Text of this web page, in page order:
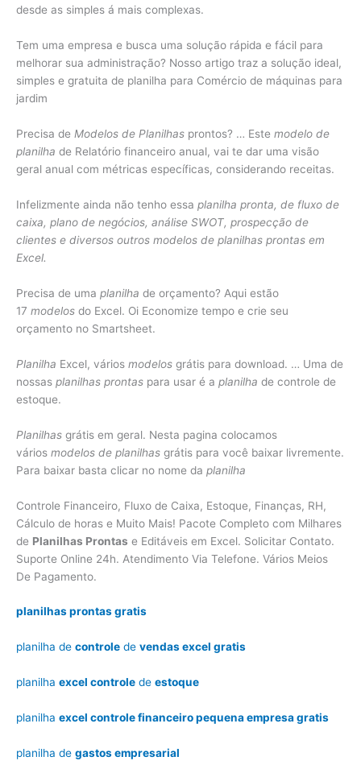
desde as simples á mais complexas.
Tem uma empresa e busca uma solução rápida e fácil para
melhorar sua administração? Nosso artigo traz a solução ideal,
simples e gratuita de planilha para Comércio de máquinas para
jardim
Precisa de Modelos de Planilhas prontos? … Este modelo de
planilha de Relatório financeiro anual, vai te dar uma visão
geral anual com métricas específicas, considerando receitas.
Infelizmente ainda não tenho essa planilha pronta, de fluxo de
caixa, plano de negócios, análise SWOT, prospecção de
clientes e diversos outros modelos de planilhas prontas em
Excel.
Precisa de uma planilha de orçamento? Aqui estão
17 modelos do Excel. Oi Economize tempo e crie seu
orçamento no Smartsheet.
Planilha Excel, vários modelos grátis para download. … Uma de
nossas planilhas prontas para usar é a planilha de controle de
estoque.
Planilhas grátis em geral. Nesta pagina colocamos
vários modelos de planilhas grátis para você baixar livremente.
Para baixar basta clicar no nome da planilha
Controle Financeiro, Fluxo de Caixa, Estoque, Finanças, RH,
Cálculo de horas e Muito Mais! Pacote Completo com Milhares
de Planilhas Prontas e Editáveis em Excel. Solicitar Contato.
Suporte Online 24h. Atendimento Via Telefone. Vários Meios
De Pagamento.
planilhas prontas gratis
planilha de controle de vendas excel gratis
planilha excel controle de estoque
planilha excel controle financeiro pequena empresa gratis
planilha de gastos empresarial